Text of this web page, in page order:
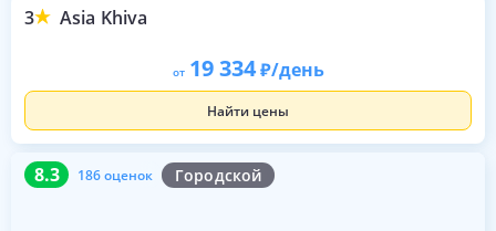
3 Asia Khiva
от 19 334 /день
Найти цены
8.3 186 оценок Городской
8.3 186 оценок